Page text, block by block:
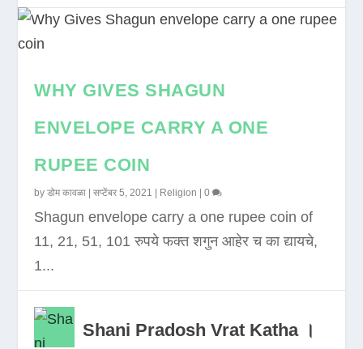
WHY GIVES SHAGUN
ENVELOPE CARRY A ONE
RUPEE COIN
byडोम कावळा |सप्टेंबर 5, 2021 Religion |0
Shagun envelope carry a one rupee coin of
11, 21, 51, 101 रुपये फक्त शगुन आहेर च का द्यायचे,
1...
Shani Pradosh Vrat Katha ।